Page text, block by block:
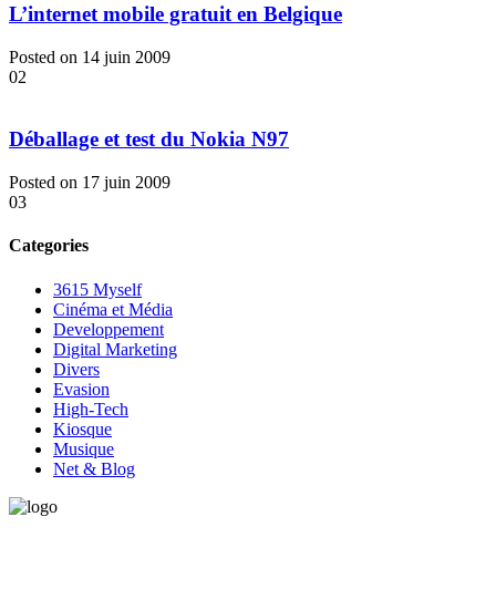
L’internet mobile gratuit en Belgique
Posted on 14 juin 2009
02
Déballage et test du Nokia N97
Posted on 17 juin 2009
03
Categories
3615 Myself
Cinéma et Média
Developpement
Digital Marketing
Divers
Evasion
High-Tech
Kiosque
Musique
Net & Blog